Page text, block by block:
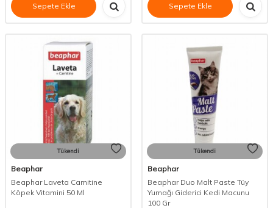
Sepete Ekle Sepete Ekle
Tükendi
Beaphar
Beaphar Laveta Carnitine
Köpek Vitamini 50 Ml
Tükendi
Beaphar
Beaphar Duo Malt Paste Tüy
Yumağı Giderici Kedi Macunu
100 Gr